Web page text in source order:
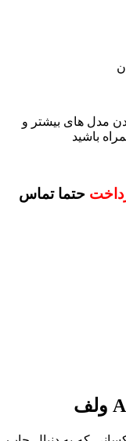
مدل های بیشتر و
باشید
حتما تماس